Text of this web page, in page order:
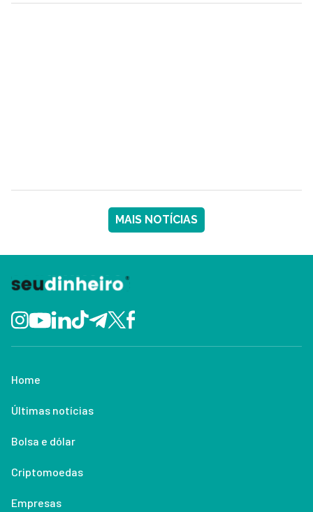
MAIS NOTÍCIAS
Home
Últimas notícias
Bolsa e dólar
Criptomoedas
Empresas